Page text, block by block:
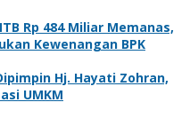
Rp 484 Miliar Memanas,
Kewenangan BPK
Hj. Hayati Zohran,
UMKM